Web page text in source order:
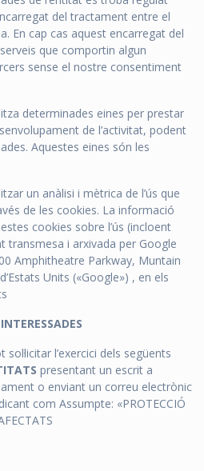
del tractament entre el
En cap cas aquest encarregat del
que comportin algun
sense el nostre consentiment
determinades eines per prestar
de l’activitat, podent
Aquestes eines són les
un anàlisi i mètrica de l’ús que
de les cookies. La informació
cookies sobre l’ús (incloent
transmesa i arxivada per Google
Amphitheatre Parkway, Muntain
Units («Google») , en els
l’exercici dels següents
presentant un escrit a
o enviant un correu electrònic
com Assumpte: «PROTECCIÓ